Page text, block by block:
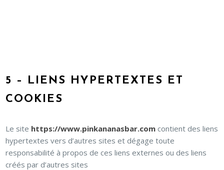
5 – LIENS HYPERTEXTES ET
COOKIES
Le site https://www.pinkananasbar.com contient des liens
hypertextes vers d’autres sites et dégage toute
responsabilité à propos de ces liens externes ou des liens
créés par d’autres sites